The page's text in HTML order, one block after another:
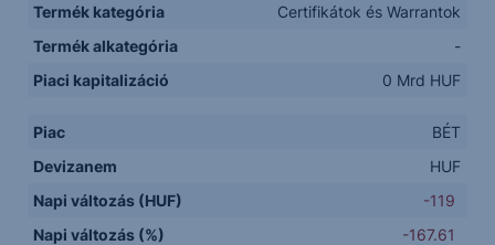
Termék kategória
Certifikátok és Warrantok
Termék alkategória
-
Piaci kapitalizáció
0 Mrd HUF
Piac
BÉT
Devizanem
HUF
Napi változás (HUF)
-119
Napi változás (%)
-167.61